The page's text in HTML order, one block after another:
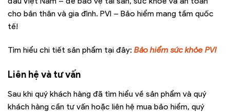
cho bản thân và gia đình. PVI – Bảo hiểm mang tầm quốc
tế!
Tìm hiểu chi tiết sản phẩm tại đây: Bảo hiểm sức khỏe PVI
Liên hệ và tư vấn
Sau khi quý khách hàng đã tìm hiểu về sản phẩm và quý
khách hàng cần tư vấn hoặc liên hệ mua bảo hiểm, quý